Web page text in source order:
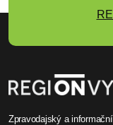
Zpravodajský a